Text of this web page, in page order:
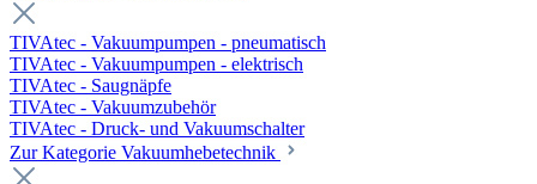
TIVAtec - Vakuumpumpen - pneumatisch
TIVAtec - Vakuumpumpen - elektrisch
TIVAtec - Saugnäpfe
TIVAtec - Vakuumzubehör
TIVAtec - Druck- und Vakuumschalter
Zur Kategorie Vakuumhebetechnik